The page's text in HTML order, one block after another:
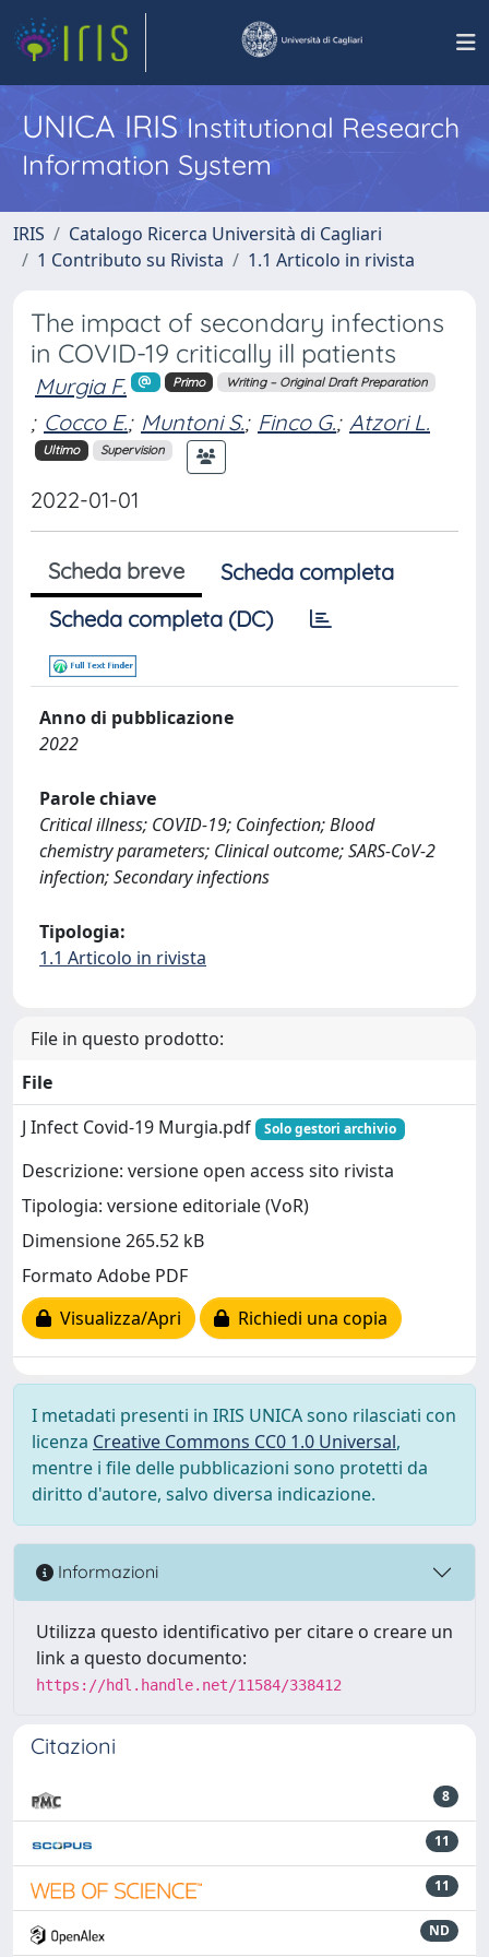
UNICA IRISInstitutional Research
Information System
IRIS
Catalogo Ricerca Università di Cagliari
1 Contributo su Rivista
1.1 Articolo in rivista
The impact of secondary infections
in COVID-19 critically ill patients
Murgia F. Primo Writing – Original Draft Preparation
; Cocco E.; Muntoni S.; Finco G.; Atzori L.
Ultimo Supervision
2022-01-01
Scheda breve
Scheda completa
Scheda completa (DC)
Anno di pubblicazione
2022
Parole chiave
Critical illness; COVID-19; Coinfection; Blood
chemistry parameters; Clinical outcome; SARS-CoV-2
infection; Secondary infections
Tipologia:
1.1 Articolo in rivista
File in questo prodotto:
File
J Infect Covid-19 Murgia.pdf
Solo gestori archivio
Descrizione: versione open access sito rivista
Tipologia: versione editoriale (VoR)
Dimensione 265.52 kB
Formato Adobe PDF
Visualizza/Apri
Richiedi una copia
I metadati presenti in IRIS UNICA sono rilasciati con
licenza Creative Commons CC0 1.0 Universal,
mentre i file delle pubblicazioni sono protetti da
diritto d'autore, salvo diversa indicazione.
Informazioni
Utilizza questo identificativo per citare o creare un
link a questo documento:
https://hdl.handle.net/11584/338412
Citazioni
8
11
11
ND